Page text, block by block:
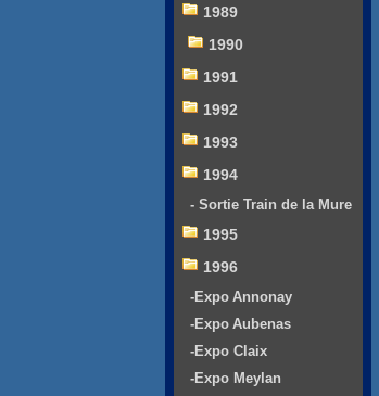
1989
1990
1991
1992
1993
1994
- Sortie Train de la Mure
1995
1996
-Expo Annonay
-Expo Aubenas
-Expo Claix
-Expo Meylan